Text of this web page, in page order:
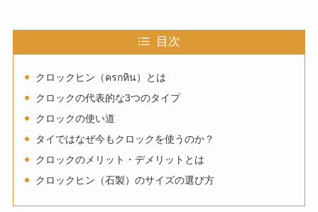
目次
クロックヒン（ครกหิน）とは
クロックの代表的な3つのタイプ
クロックの使い道
タイではなぜ今もクロックを使うのか？
クロックのメリット・デメリットとは
クロックヒン（石製）のサイズの選び方